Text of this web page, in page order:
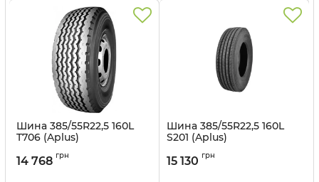
Шина 385/55R22,5 160L
T706 (Aplus)
14 768 грн
Шина 385/55R22,5 160L
S201 (Aplus)
15 130 грн